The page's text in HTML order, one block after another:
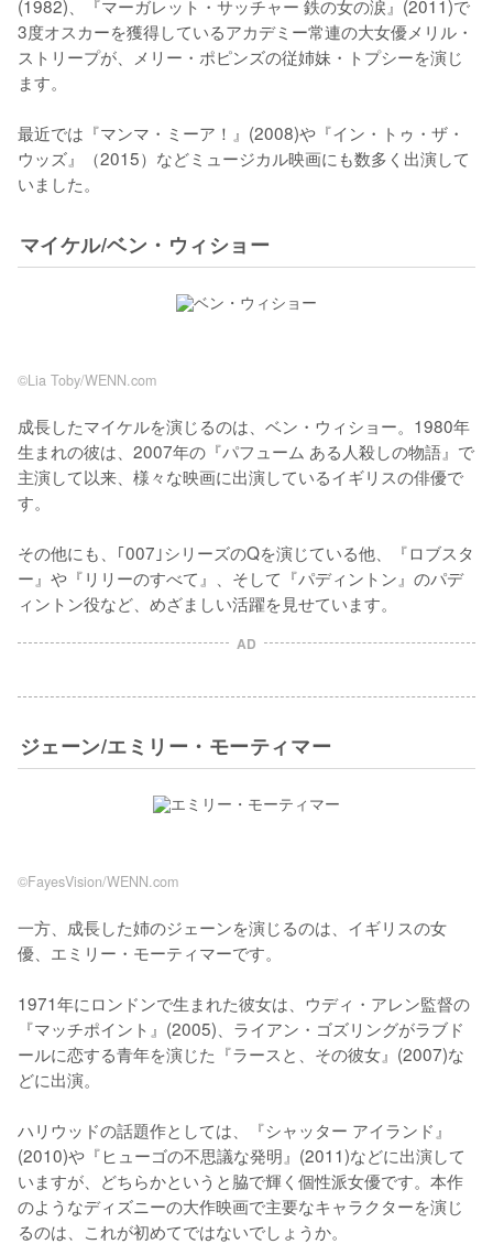
(1982)、『マーガレット・サッチャー 鉄の女の涙』(2011)で
3度オスカーを獲得しているアカデミー常連の大女優メリル・
ストリープが、メリー・ポピンズの従姉妹・トプシーを演じ
ます。
最近では『マンマ・ミーア！』(2008)や『イン・トゥ・ザ・
ウッズ』（2015）などミュージカル映画にも数多く出演して
いました。
マイケル/ベン・ウィショー
©︎Lia Toby/WENN.com
成長したマイケルを演じるのは、ベン・ウィショー。1980年
生まれの彼は、2007年の『パフューム ある人殺しの物語』で
主演して以来、様々な映画に出演しているイギリスの俳優で
す。
その他にも、｢007｣シリーズのQを演じている他、『ロブスタ
ー』や『リリーのすべて』、そして『パディントン』のパデ
ィントン役など、めざましい活躍を見せています。
AD
ジェーン/エミリー・モーティマー
©FayesVision/WENN.com
一方、成長した姉のジェーンを演じるのは、イギリスの女
優、エミリー・モーティマーです。
1971年にロンドンで生まれた彼女は、ウディ・アレン監督の
『マッチポイント』(2005)、ライアン・ゴズリングがラブド
ールに恋する青年を演じた『ラースと、その彼女』(2007)な
どに出演。
ハリウッドの話題作としては、『シャッター アイランド』
(2010)や『ヒューゴの不思議な発明』(2011)などに出演して
いますが、どちらかというと脇で輝く個性派女優です。本作
のようなディズニーの大作映画で主要なキャラクターを演じ
るのは、これが初めてではないでしょうか。